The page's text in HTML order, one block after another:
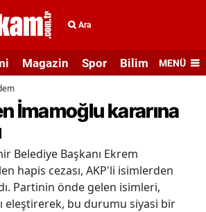
Ara
Magazin Spor Bilim veMENÜ
İmamoğlu kararına
Belediye Başkanı Ekrem
hapis cezası, AKP'li isimlerden
Partinin önde gelen isimleri,
eleştirerek, bu durumu siyasi bir